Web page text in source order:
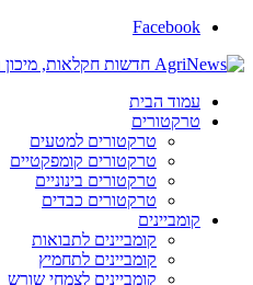
Facebook
עמוד הבית
טרקטורים
טרקטורים למטעים
טרקטורים קומפקטיים
טרקטורים בינוניים
טרקטורים כבדים
קומביינים
קומביינים לתבואות
קומביינים לתחמיץ
קומביינים לצמחי שורש